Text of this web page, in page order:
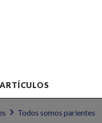
ARTÍCULOS
Todos somos parientes